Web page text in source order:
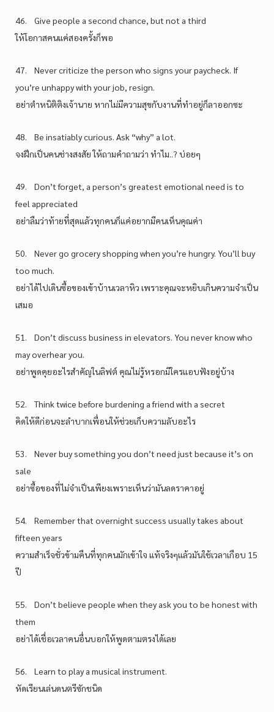
46. Give people a second chance, but not a third
ให้โอกาสคนแค่สองครั้งก็พอ
47. Never criticize the person who signs your paycheck. If
you’re unhappy with your job, resign.
อย่าตำหนิติติงเจ้านาย หากไม่มีความสุขกับงานที่ทำอยู่ก็ลาออกซะ
48. Be insatiably curious. Ask “why” a lot.
จงฝึกเป็นคนช่างสงสัย ให้ถามคำถามว่า ทำไม..? บ่อยๆ
49. Don’t forget, a person’s greatest emotional need is to
feel appreciated
อย่าลืมว่าท้ายที่สุดแล้วทุกคนก็แค่อยากมีคนเห็นคุณค่า
50. Never go grocery shopping when you’re hungry. You’ll buy
too much.
อย่าได้ไปเดินซื้อของเข้าบ้านเวลาหิว เพราะคุณจะหยิบเกินความจำเป็น
เสมอ
51. Don’t discuss business in elevators. You never know who
may overhear you.
อย่าพูดคุยอะไรสำคัญในลิฟต์ คุณไม่รู้หรอกมีใครแอบฟังอยู่บ้าง
52. Think twice before burdening a friend with a secret
คิดให้ดีก่อนจะลำบากเพื่อนให้ช่วยเก็บความลับอะไร
53. Never buy something you don’t need just because it’s on
sale
อย่าซื้อของที่ไม่จำเป็นเพียงเพราะเห็นว่ามันลดราคาอยู่
54. Remember that overnight success usually takes about
fifteen years
ความสำเร็จชั่วข้ามคืนที่ทุกคนมักเข้าใจ แท้จริงๆแล้วมันใช้เวลาเกือบ 15
ปี
55. Don’t believe people when they ask you to be honest with
them
อย่าได้เชื่อเวลาคนอื่นบอกให้พูดตามตรงได้เลย
56. Learn to play a musical instrument.
หัดเรียนเล่นดนตรีซักชนิด